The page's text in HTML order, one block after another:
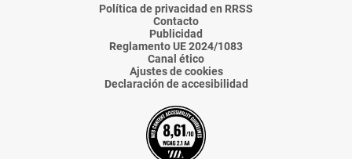
Política de privacidad en RRSS
Contacto
Publicidad
Reglamento UE 2024/1083
Canal ético
Ajustes de cookies
Declaración de accesibilidad